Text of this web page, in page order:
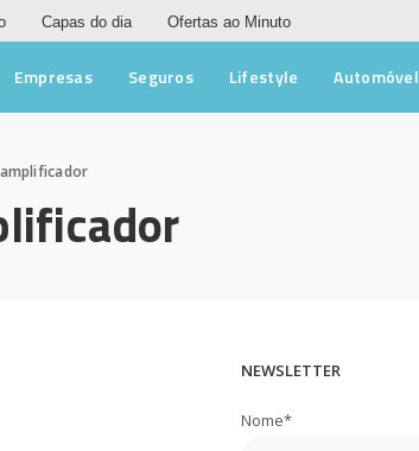
Capas do dia Ofertas ao Minuto
Empresas Seguros Lifestyle Automóvel
amplificador
NEWSLETTER
Nome*